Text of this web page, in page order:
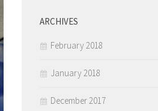
ARCHIVES
February 2018
January 2018
December 2017